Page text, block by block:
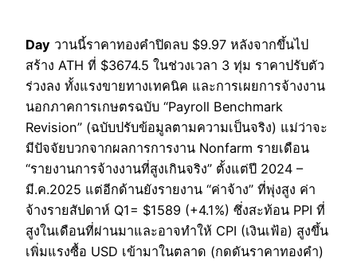
Day วานนี้ราคาทองคำปิดลบ $9.97 หลังจากขึ้นไป
สร้าง ATH ที่ $3674.5 ในช่วงเวลา 3 ทุ่ม ราคาปรับตัว
ร่วงลง ทั้งแรงขายทางเทคนิค และการเผยการจ้างงาน
นอกภาคการเกษตรฉบับ “Payroll Benchmark
Revision” (ฉบับปรับข้อมูลตามความเป็นจริง) แม่ว่าจะ
มีปัจจัยบวกจากผลการการงาน Nonfarm รายเดือน
“รายงานการจ้างงานที่สูงเกินจริง” ตั้งแต่ปี 2024 –
มี.ค.2025 แต่อีกด้านยังรายงาน “ค่าจ้าง” ที่พุ่งสูง ค่า
จ้างรายสัปดาห์ Q1= $1589 (+4.1%) ซึ่งสะท้อน PPI ที่
สูงในเดือนที่ผ่านมาและอาจทำให้ CPI (เงินเฟ้อ) สูงขึ้น
เพิ่มแรงซื้อ USD เข้ามาในตลาด (กดดันราคาทองคำ)